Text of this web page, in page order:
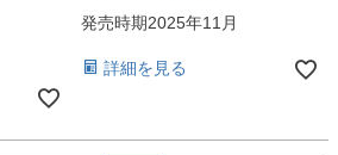
発売時期2025年11月
詳細を見る